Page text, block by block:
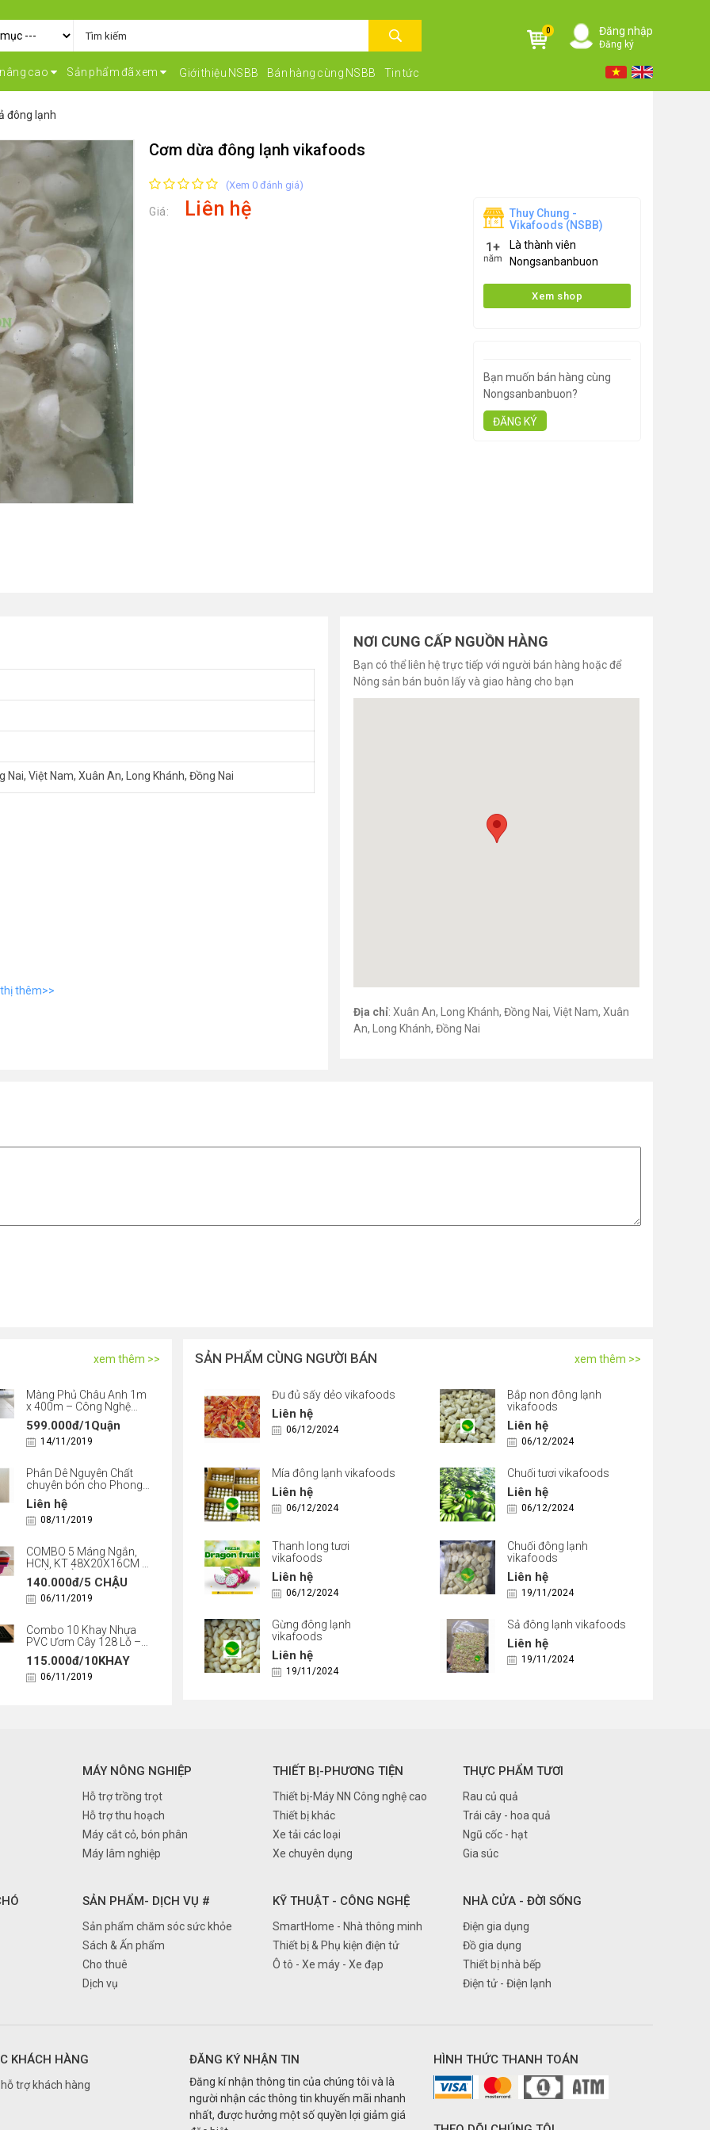
0 Đăng nhập
Đăng ký
cao Sản phẩm đã xem Giới thiệu NSBB Bán hàng cùng NSBB Tin tức
đông lạnh
Cơm dừa đông lạnh vikafoods
(Xem 0 đánh giá)
Giá: Liên hệ
Thuy Chung -
Vikafoods (NSBB)
Là thành viên
Nongsanbanbuon
Xem shop
Bạn muốn bán hàng cùng
Nongsanbanbuon?
ĐĂNG KÝ
Nai, Việt Nam, Xuân An, Long Khánh, Đồng Nai
NƠI CUNG CẤP NGUỒN HÀNG
Bạn có thể liên hệ trực tiếp với người bán hàng hoặc để
Nông sản bán buôn lấy và giao hàng cho bạn
Địa chỉ: Xuân An, Long Khánh, Đồng Nai, Việt Nam, Xuân
An, Long Khánh, Đồng Nai
xem thêm >>
Màng Phủ Châu Anh 1m
x 400m – Công Nghệ
Nhật Bản, Bạt Phủ Nilon
Cao Cấp, Chống Cỏ, Giữ
Ẩm
599.000đ/1Quận
14/11/2019
Phân Dê Nguyên Chất
chuyên bón cho Phong
Lan, Cây Cảnh, Gói 1Kg
Liên hệ
08/11/2019
COMBO 5 Máng Ngắn,
HCN, KT 48X20X16CM -
NHIỀU MÀU
140.000đ/5 CHẬU
06/11/2019
Combo 10 Khay Nhựa
PVC Ươm Cây 128 Lỗ –
Gieo Hạt Siêu Nhiều,
Nhựa Dày, Tiết Kiệm Diện
Tích
115.000đ/10KHAY
06/11/2019
SẢN PHẨM CÙNG NGƯỜI BÁN xem thêm >>
Đu đủ sấy dẻo vikafoods
Liên hệ
06/12/2024
Bắp non đông lạnh
vikafoods
Liên hệ
06/12/2024
Mía đông lạnh vikafoods
Liên hệ
06/12/2024
Chuối tươi vikafoods
Liên hệ
06/12/2024
Thanh long tươi
vikafoods
Liên hệ
06/12/2024
Chuối đông lạnh
vikafoods
Liên hệ
19/11/2024
Gừng đông lạnh
vikafoods
Liên hệ
19/11/2024
Sả đông lạnh vikafoods
Liên hệ
19/11/2024
MÁY NÔNG NGHIỆP
Hỗ trợ trồng trọt
Hỗ trợ thu hoạch
Máy cắt cỏ, bón phân
Máy lâm nghiệp
THIẾT BỊ-PHƯƠNG TIỆN
Thiết bị-Máy NN Công nghệ cao
Thiết bị khác
Xe tải các loại
Xe chuyên dụng
THỰC PHẨM TƯƠI
Rau củ quả
Trái cây - hoa quả
Ngũ cốc - hạt
Gia súc
SẢN PHẨM- DỊCH VỤ #
Sản phẩm chăm sóc sức khỏe
Sách & Ấn phẩm
Cho thuê
Dịch vụ
KỸ THUẬT - CÔNG NGHỆ
SmartHome - Nhà thông minh
Thiết bị & Phụ kiện điện tử
Ô tô - Xe máy - Xe đạp
NHÀ CỬA - ĐỜI SỐNG
Điện gia dụng
Đồ gia dụng
Thiết bị nhà bếp
Điện tử - Điện lạnh
KHÁCH HÀNG
trợ khách hàng
ĐĂNG KÝ NHẬN TIN
Đăng kí nhận thông tin của chúng tôi và là
người nhận các thông tin khuyến mãi nhanh
nhất, được hưởng một số quyền lợi giảm giá
HÌNH THỨC THANH TOÁN